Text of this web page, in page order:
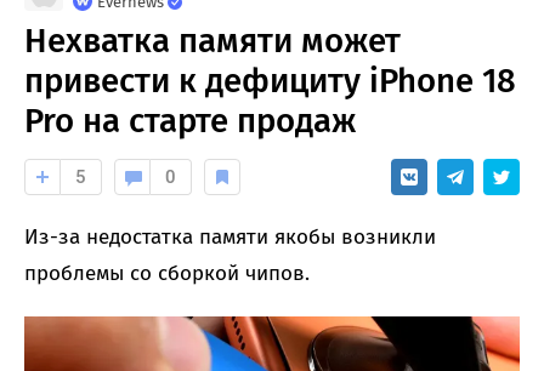
Нехватка памяти может
привести к дефициту iPhone 18
Pro на старте продаж
5 0
Из-за недостатка памяти якобы возникли
проблемы со сборкой чипов.